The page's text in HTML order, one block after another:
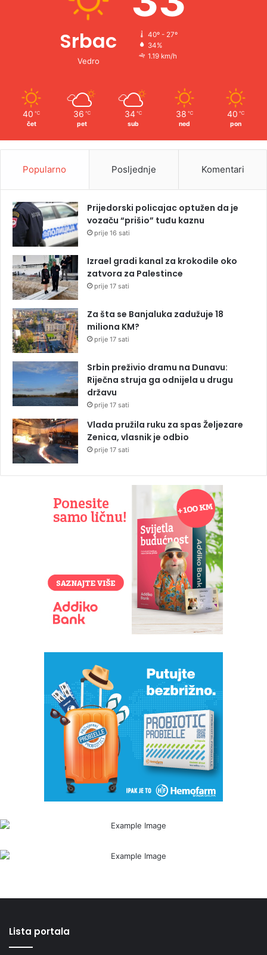
Srbac
Vedro
40º - 27º
34%
1.19 km/h
40 ℃
čet
36 ℃
pet
34 ℃
sub
38 ℃
ned
40 ℃
pon
Popularno Posljednje Komentari
Prijedorski policajac optužen da je
vozaču “prišio” tuđu kaznu
prije 16 sati
Izrael gradi kanal za krokodile oko
zatvora za Palestince
prije 17 sati
Za šta se Banjaluka zadužuje 18
miliona KM?
prije 17 sati
Srbin preživio dramu na Dunavu:
Riječna struja ga odnijela u drugu
državu
prije 17 sati
Vlada pružila ruku za spas Željezare
Zenica, vlasnik je odbio
prije 17 sati
Lista portala